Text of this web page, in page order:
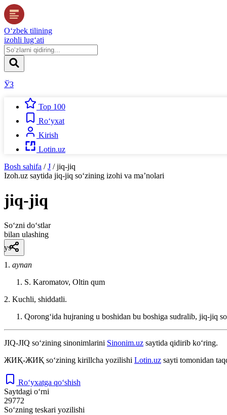
O‘zbek tilining
izohli lug‘ati
ЎЗ
Top 100
Ro‘yxat
Kirish
Lotin.uz
Bosh sahifa / J / jiq-jiq
Izoh.uz saytida jiq-jiq so‘zining izohi va ma’nolari
jiq-jiq
So‘zni do‘stlar
bilan ulashing
ys
1. aynan
S. Karomatov, Oltin qum
2. Kuchli, shiddatli.
Qorongʻida hujraning u boshidan bu boshiga sudralib, jiq-jiq
JIQ-JIQ so‘zining sinonimlarini Sinonim.uz saytida qidirib ko‘ring.
ЖИҚ-ЖИҚ so‘zining kirillcha yozilishi Lotin.uz sayti tomonidan
Ro‘yxatga qo‘shish
Saytdagi o‘rni
29772
So‘zning teskari yozilishi